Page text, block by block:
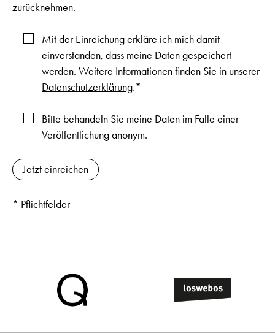
zurücknehmen.
Mit der Einreichung erkläre ich mich damit
einverstanden, dass meine Daten gespeichert
werden. Weitere Informationen finden Sie in unserer
Datenschutzerklärung.*
Bitte behandeln Sie meine Daten im Falle einer
Veröffentlichung anonym.
* Pflichtfelder